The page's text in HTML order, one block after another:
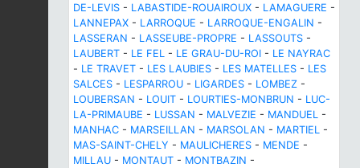
DE-LEVIS - LABASTIDE-ROUAIROUX - LAMAGUERE -
LANNEPAX - LARROQUE - LARROQUE-ENGALIN -
LASSERAN - LASSEUBE-PROPRE - LASSOUTS -
LAUBERT - LE FEL - LE GRAU-DU-ROI - LE NAYRAC
- LE TRAVET - LES LAUBIES - LES MATELLES - LES
SALCES - LESPARROU - LIGARDES - LOMBEZ -
LOUBERSAN - LOUIT - LOURTIES-MONBRUN - LUC-
LA-PRIMAUBE - LUSSAN - MALVEZIE - MANDUEL -
MANHAC - MARSEILLAN - MARSOLAN - MARTIEL -
MAS-SAINT-CHELY - MAULICHERES - MENDE -
MILLAU - MONTAUT - MONTBAZIN -